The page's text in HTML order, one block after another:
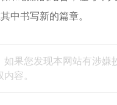
中书写新的篇章。
果您发现本网站有涉嫌
容。